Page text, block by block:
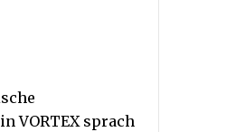
VORTEX sprach